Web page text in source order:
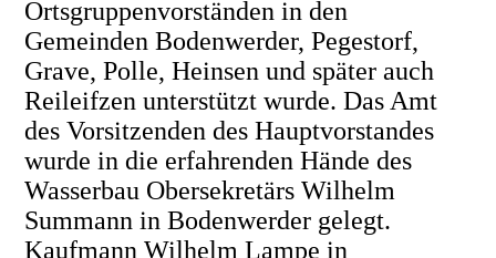
Ortsgruppenvorständen in den
Gemeinden Bodenwerder, Pegestorf,
Grave, Polle, Heinsen und später auch
Reileifzen unterstützt wurde. Das Amt
des Vorsitzenden des Hauptvorstandes
wurde in die erfahrenden Hände des
Wasserbau Obersekretärs Wilhelm
Summann in Bodenwerder gelegt.
Kaufmann Wilhelm Lampe in